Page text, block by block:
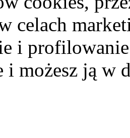
celach
i
i możesz ją w